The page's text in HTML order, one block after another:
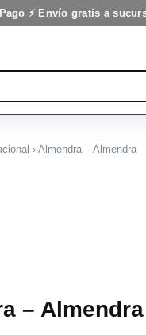
⚡ Envío gratis a
› Almendra – Almendra
– Almendra